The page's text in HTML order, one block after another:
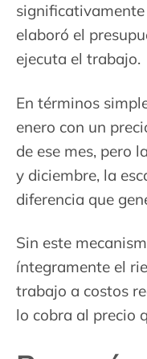
elaboró el
ejecuta el trabajo.
En términos
enero con un
de ese mes, pero
y diciembre, la
diferencia que
Sin este
íntegramente el
trabajo a costos
lo cobra al precio